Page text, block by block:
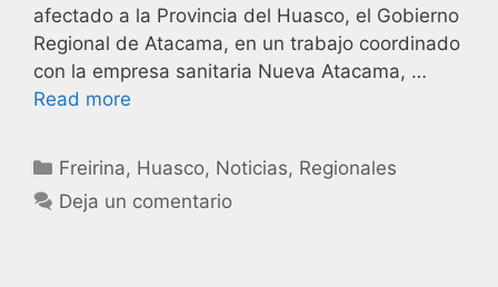
afectado a la Provincia del Huasco, el Gobierno
Regional de Atacama, en un trabajo coordinado
con la empresa sanitaria Nueva Atacama, …
Read more
Freirina, Huasco, Noticias, Regionales
Deja un comentario